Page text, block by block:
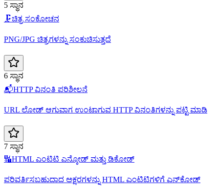
5 ಸ್ಥಾನ
🗜️ಚಿತ್ರ ಸಂಕೋಚನ
PNG/JPG ಚಿತ್ರಗಳನ್ನು ಸಂಕುಚಿಸುತ್ತದೆ
6 ಸ್ಥಾನ
📬HTTP ವಿನಂತಿ ಪರಿಶೀಲನೆ
URL ಲೋಡ್ ಆಗುವಾಗ ಉಂಟಾಗುವ HTTP ವಿನಂತಿಗಳನ್ನು ಪಟ್ಟಿ ಮಾಡಿ
7 ಸ್ಥಾನ
🔣HTML ಎಂಟಿಟಿ ಎನ್ಕೋಡ್‌ ಮತ್ತು ಡಿಕೋಡ್
ಪರಿವರ್ತಿಸಬಹುದಾದ ಅಕ್ಷರಗಳನ್ನು HTML ಎಂಟಿಟಿಗಳಿಗೆ ಎನ್‌ಕೋಡ್